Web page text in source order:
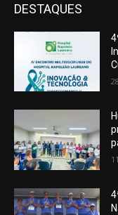
DESTAQUES